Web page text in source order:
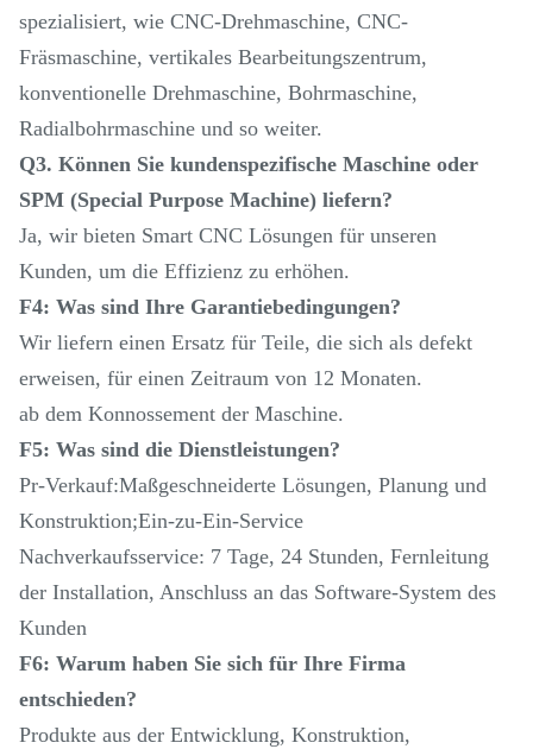
spezialisiert, wie CNC-Drehmaschine, CNC-
Fräsmaschine, vertikales Bearbeitungszentrum,
konventionelle Drehmaschine, Bohrmaschine,
Radialbohrmaschine und so weiter.
Q3. Können Sie kundenspezifische Maschine oder
SPM (Special Purpose Machine) liefern?
Ja, wir bieten Smart CNC Lösungen für unseren
Kunden, um die Effizienz zu erhöhen.
F4: Was sind Ihre Garantiebedingungen?
Wir liefern einen Ersatz für Teile, die sich als defekt
erweisen, für einen Zeitraum von 12 Monaten.
ab dem Konnossement der Maschine.
F5: Was sind die Dienstleistungen?
Pr-Verkauf:Maßgeschneiderte Lösungen, Planung und
Konstruktion;Ein-zu-Ein-Service
Nachverkaufsservice: 7 Tage, 24 Stunden, Fernleitung
der Installation, Anschluss an das Software-System des
Kunden
F6: Warum haben Sie sich für Ihre Firma
entschieden?
Produkte aus der Entwicklung, Konstruktion,